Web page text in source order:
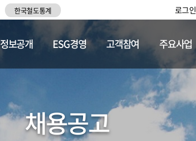
한국철도통계 로그인
채용정보
정보공개 ESG경영 고객참여 주요사업
채용공고